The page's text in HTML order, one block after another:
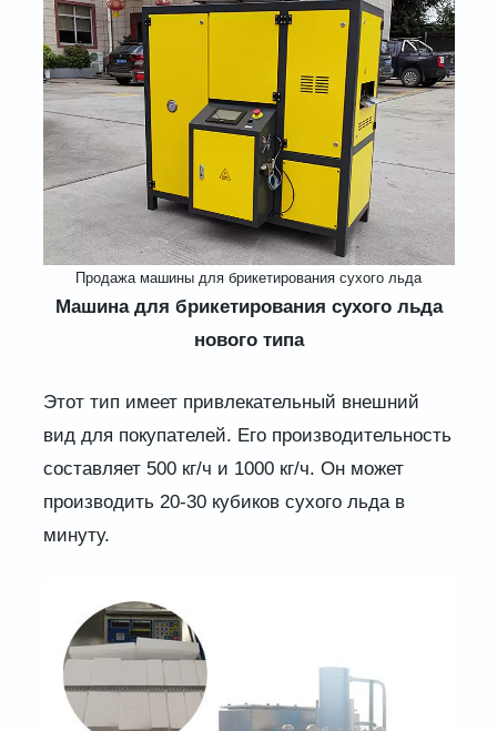
Продажа машины для брикетирования сухого льда
Машина для брикетирования сухого льда
нового типа
Этот тип имеет привлекательный внешний
вид для покупателей. Его производительность
составляет 500 кг/ч и 1000 кг/ч. Он может
производить 20-30 кубиков сухого льда в
минуту.